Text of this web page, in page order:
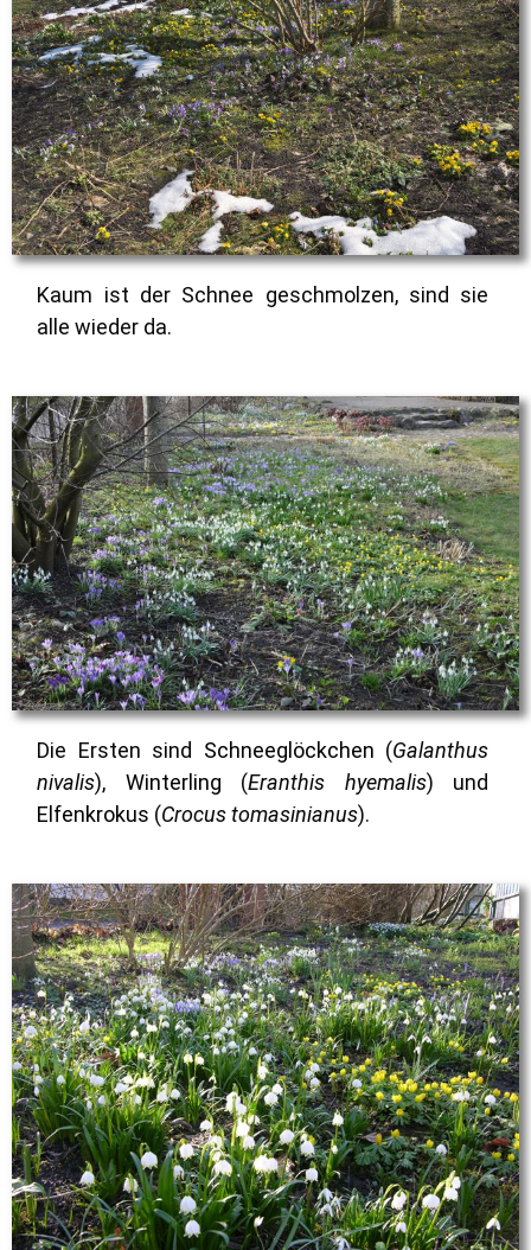
Kaum ist der Schnee geschmolzen, sind sie
alle wieder da.
Die Ersten sind Schneeglöckchen (Galanthus
nivalis), Winterling (Eranthis hyemalis) und
Elfenkrokus (Crocus tomasinianus).